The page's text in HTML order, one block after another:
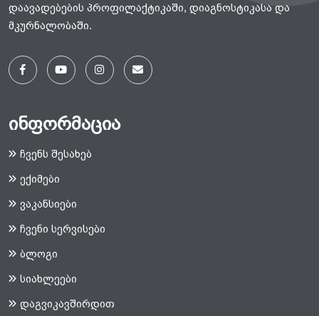
დაავადებების პროფილაქტიკაში, დიაგნოსტიკასა და
მკურნალობაში.
ინფორმაცია
ჩვენს შესახებ
ექიმები
ვაკანსიები
ჩვენი სერვისები
ბლოგი
სიახლეები
დაგვიკავშირდით